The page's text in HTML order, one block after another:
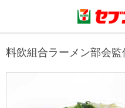
商品のご案内
料飲組合ラーメン部会